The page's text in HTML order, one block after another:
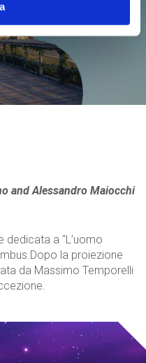
andAlessandro Maiocchi
dedicata a "L’uomo
la proiezione
da Massimo Temporelli